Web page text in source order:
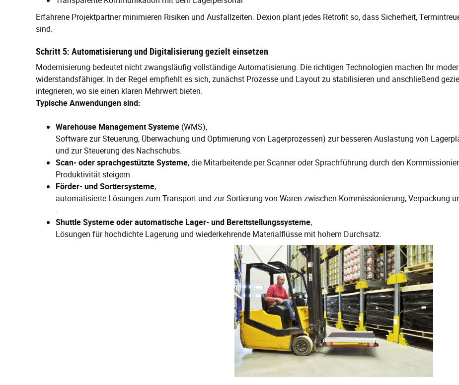
Erfahrene Projektpartner minimieren Risiken und Ausfallzeiten. Dexion plant jedes Retrofit so, dass Sicherheit,
sind.
Schritt 5: Automatisierung und Digitalisierung gezielt einsetzen
Modernisierung bedeutet nicht zwangsläufig vollständige Automatisierung. Die richtigen Technologien machen Ihr
widerstandsfähiger. In der Regel empfiehlt es sich, zunächst Prozesse und Layout zu stabilisieren und anschließend
integrieren, wo sie einen klaren Mehrwert bieten.
Typische Anwendungen sind:
Warehouse Management Systeme (WMS),
Software zur Steuerung, Überwachung und Optimierung von Lagerprozessen) zur besseren Auslastung von
und zur Steuerung des Nachschubs.
Scan- oder sprachgestützteSysteme, die Mitarbeitende per Scanner oder Sprachführung durch den
Produktivität steigern
Förder- und Sortiersysteme,
automatisierte Lösungen zum Transport und zur Sortierung von Waren zwischen Kommissionierung, Verpackung
.
Shuttle Systeme oder automatische Lager- und Bereitstellungssysteme,
Lösungen für hochdichte Lagerung und wiederkehrende Materialflüsse mit hohem Durchsatz.